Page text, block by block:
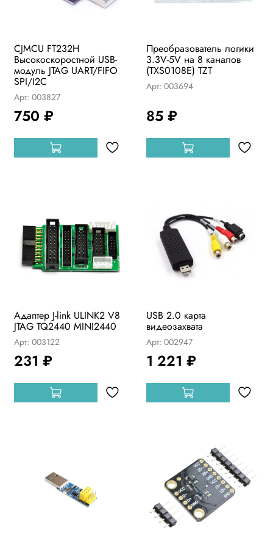
CJMCU FT232H
Высокоскоростной USB-
модуль JTAG UART/FIFO
SPI/I2C
Арт: 003827
750 ₽
Преобразователь логики
3.3V-5V на 8 каналов
(TXS0108E) TZT
Арт: 003694
85 ₽
Адаптер J-link ULINK2 V8
JTAG TQ2440 MINI2440
Арт: 003122
231 ₽
USB 2.0 карта
видеозахвата
Арт: 002947
1 221 ₽